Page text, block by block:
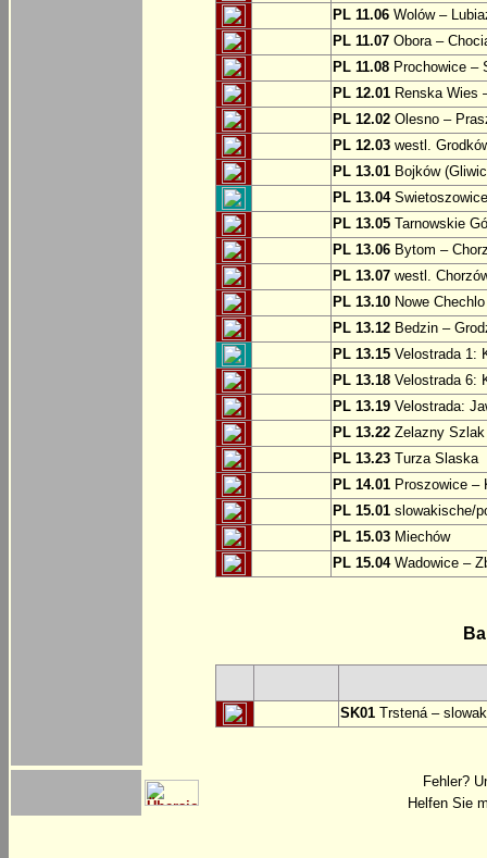
PL 11.06 Wolów –
PL 11.07 Obora –
PL 11.08 Prochowice –
PL 12.01 Renska Wies
PL 12.02 Olesno –
PL 12.03 westl.
PL 13.01 Bojków
PL 13.04
PL 13.05 Tarnowskie
PL 13.06 Bytom –
PL 13.07 westl.
PL 13.10 Nowe
PL 13.12 Bedzin –
PL 13.15 Velostrada 1:
PL 13.18 Velostrada 6:
PL 13.19 Velostrada:
PL 13.22 Zelazny Szlak
PL 13.23 Turza Slaska
PL 14.01 Proszowice –
PL 15.01 slowakische/
PL 15.03 Miechów
PL 15.04Wadowice –
SK01 Trstená –
Fehler?
Helfen Sie